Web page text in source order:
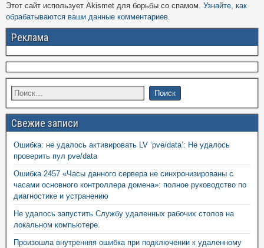
Этот сайт использует Akismet для борьбы со спамом. Узнайте, как
обрабатываются ваши данные комментариев
Реклама
Свежие записи
Ошибка: не удалось активировать LV ‘pve/data’: Не удалось
проверить пул pve/data
Ошибка 2457 «Часы данного сервера не синхронизированы с
часами основного контроллера домена»: полное руководство по
диагностике и устранению
Не удалось запустить Службу удаленных рабочих столов на
локальном компьютере.
Произошла внутренняя ошибка при подключении к удаленному